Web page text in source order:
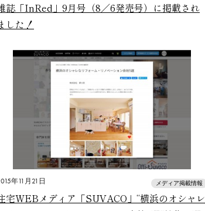
誌「InRed」9月号（8／6発売号）に掲載され
した！
年11月21日 メディア掲載情報
宅WEBメディア「SUVACO」“横浜のオシャレ